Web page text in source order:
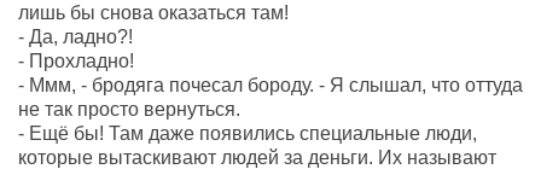
лишь бы снова оказаться там!
- Да, ладно?!
- Прохладно!
- Ммм, - бродяга почесал бороду. - Я слышал, что оттуда
не так просто вернуться.
- Ещё бы! Там даже появились специальные люди,
которые вытаскивают людей за деньги. Их называют